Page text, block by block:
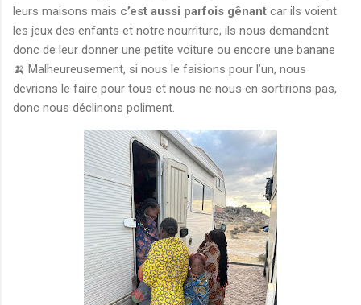
leurs maisons mais c’est aussi parfois gênant car ils voient
les jeux des enfants et notre nourriture, ils nous demandent
donc de leur donner une petite voiture ou encore une banane
🍌 Malheureusement, si nous le faisions pour l’un, nous
devrions le faire pour tous et nous ne nous en sortirions pas,
donc nous déclinons poliment.